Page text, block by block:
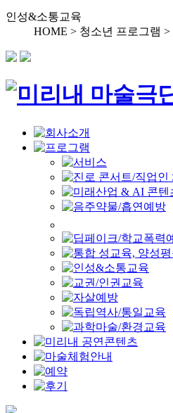
인성&소통교육
HOME > 청소년 프로그램 >